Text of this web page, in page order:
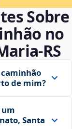
Sobre
no
de mim?
um
Santa